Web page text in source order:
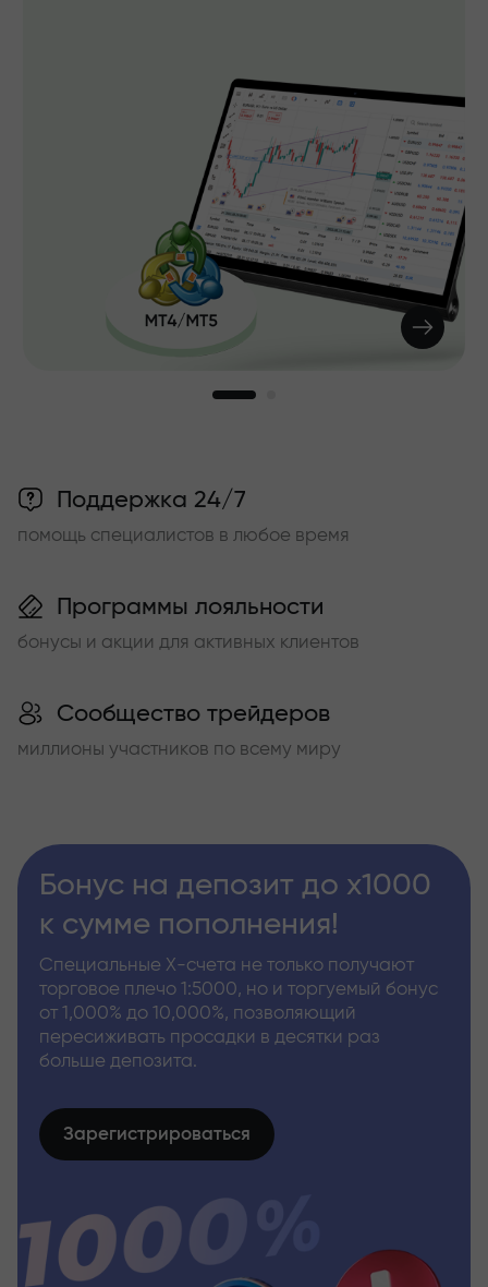
Поддержка 24/7
помощь специалистов в любое время
Программы лояльности
бонусы и акции для активных клиентов
Сообщество трейдеров
миллионы участников по всему миру
Бонус на депозит до х1000
к сумме пополнения!
Специальные Х-счета не только получают
торговое плечо 1:5000, но и торгуемый бонус
от 1,000% до 10,000%, позволяющий
пересиживать просадки в десятки раз
больше депозита.
Зарегистрироваться